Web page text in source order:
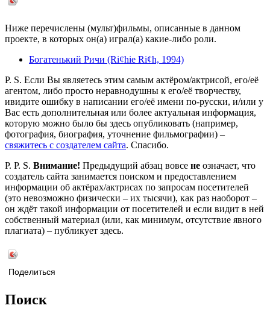
Ниже перечислены (мульт)фильмы, описанные в данном
проекте, в которых он(а) играл(а) какие-либо роли.
Богатенький Ричи (Ri¢hie Ri¢h, 1994)
P. S. Если Вы являетесь этим самым актёром/актрисой, его/её
агентом, либо просто неравнодушны к его/её творчеству,
ивидите ошибку в написании его/её имени по-русски, и/или у
Вас есть дополнительная или более актуальная информация,
которую можно было бы здесь опубликовать (например,
фотография, биография, уточнение фильмографии) –
свяжитесь с создателем сайта. Спасибо.
P. P. S. Внимание! Предыдущий абзац вовсе не означает, что
создатель сайта занимается поиском и предоставлением
информации об актёрах/актрисах по запросам посетителей
(это невозможно физически – их тысячи), как раз наоборот –
он ждёт такой информации от посетителей и если видит в ней
собственный материал (или, как минимум, отсутствие явного
плагиата) – публикует здесь.
Поделиться
Поиск